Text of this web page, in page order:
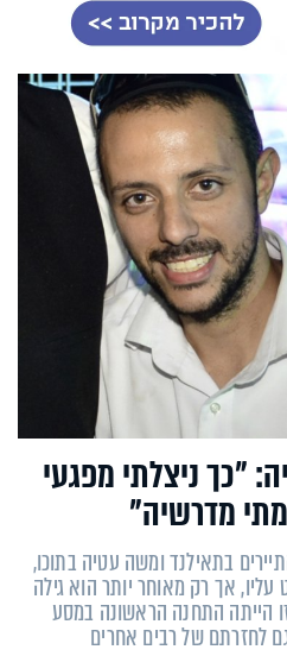
"כך ניצלתי מפגעי
מדרשיה"
בתאילנד ומשה עטיה בתוכו,
אך רק מאוחר יותר הוא גילה
הייתה התחנה הראשונה במסע
לחזרתם של רבים אחרים